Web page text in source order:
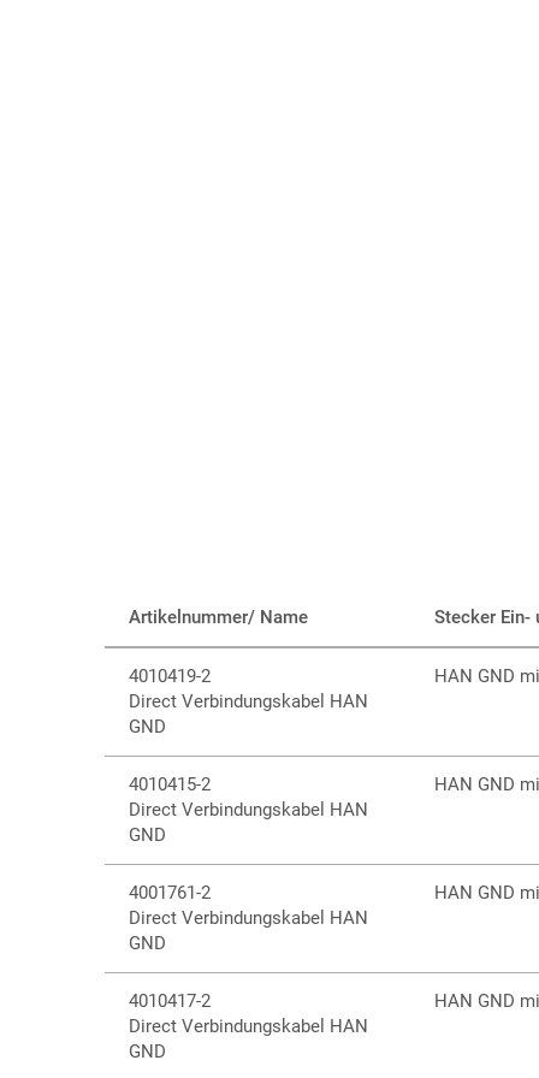
Artikelnummer/ Name Stecker Ein-
4010419-2
Direct Verbindungskabel HAN
GND
HAN GND
4010415-2
Direct Verbindungskabel HAN
GND
HAN GND
4001761-2
Direct Verbindungskabel HAN
GND
HAN GND
4010417-2
Direct Verbindungskabel HAN
GND
HAN GND